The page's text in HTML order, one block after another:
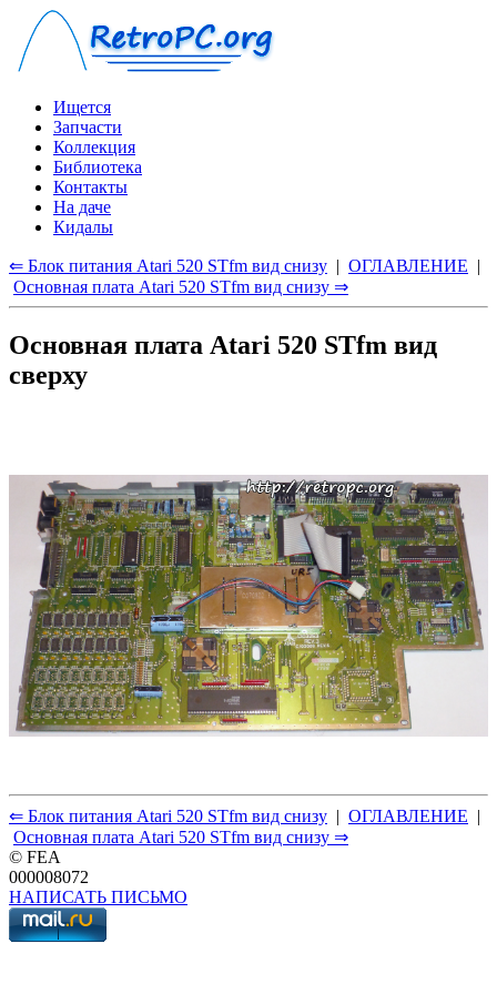
Ищется
Запчасти
Коллекция
Библиотека
Контакты
На даче
Кидалы
⇐ Блок питания Atari 520 STfm вид снизу | ОГЛАВЛЕНИЕ |
Основная плата Atari 520 STfm вид снизу ⇒
Основная плата Atari 520 STfm вид
сверху
⇐ Блок питания Atari 520 STfm вид снизу | ОГЛАВЛЕНИЕ |
Основная плата Atari 520 STfm вид снизу ⇒
© FEA
000008072
НАПИСАТЬ ПИСЬМО